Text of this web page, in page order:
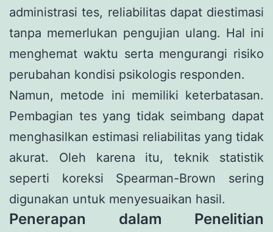
administrasi tes, reliabilitas dapat diestimasi
tanpa memerlukan pengujian ulang. Hal ini
menghemat waktu serta mengurangi risiko
perubahan kondisi psikologis responden.
Namun, metode ini memiliki keterbatasan.
Pembagian tes yang tidak seimbang dapat
menghasilkan estimasi reliabilitas yang tidak
akurat. Oleh karena itu, teknik statistik
seperti koreksi Spearman-Brown sering
digunakan untuk menyesuaikan hasil.
Penerapan dalam Penelitian